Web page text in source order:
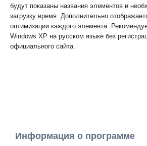
будут показаны названия элементов и
загрузку время. Дополнительно
оптимизации каждого элемента.
Windows XP на русском языке без
официального сайта.
Информация о программе